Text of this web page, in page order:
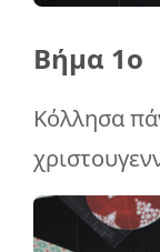
Βήμα 1ο
Κόλλησα